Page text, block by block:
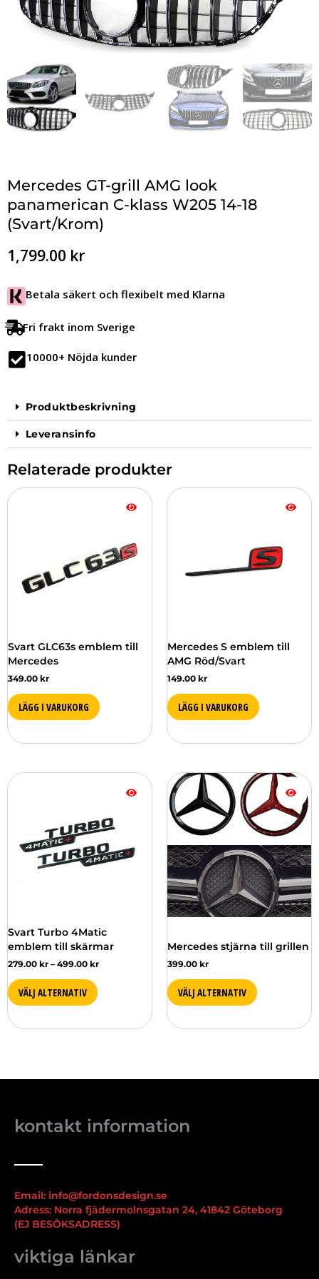
Mercedes GT-grill AMG look
panamerican C-klass W205 14-18
(Svart/Krom)
1,799.00 kr
Betala säkert och flexibelt med Klarna
Fri frakt inom Sverige
10000+ Nöjda kunder
Produktbeskrivning
Leveransinfo
Relaterade produkter
Svart GLC63s emblem till
Mercedes
349.00 kr
LÄGG I VARUKORG
Mercedes S emblem till
AMG Röd/Svart
149.00 kr
LÄGG I VARUKORG
Svart Turbo 4Matic
emblem till skärmar
279.00 kr – 499.00 kr
Prisintervall:
279.00 kr
VÄLJ ALTERNATIV
Den
varianter.
på
produktsidan
Mercedes stjärna till grillen
399.00 kr
VÄLJ ALTERNATIV
Den
här
produkten
har
flera
varianter.
De
olika
alternativen
kan
produktsidan
kontakt information
Email: info@fordonsdesign.se
Adress: Norra fjädermolnsgatan 24, 41842 Göteborg
(EJ BESÖKSADRESS)
viktiga länkar